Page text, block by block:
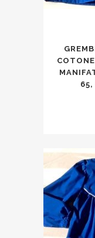
65,